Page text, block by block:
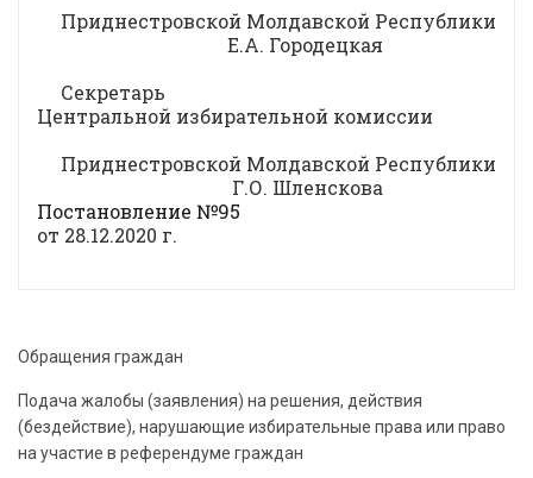
Приднестровской Молдавской Республики
Е.А. Городецкая
Секретарь
Центральной избирательной комиссии
Приднестровской Молдавской Республики
Г.О. Шленскова
Постановление №95
от 28.12.2020 г.
Обращения граждан
Подача жалобы (заявления) на решения, действия
(бездействие), нарушающие избирательные права или право
на участие в референдуме граждан